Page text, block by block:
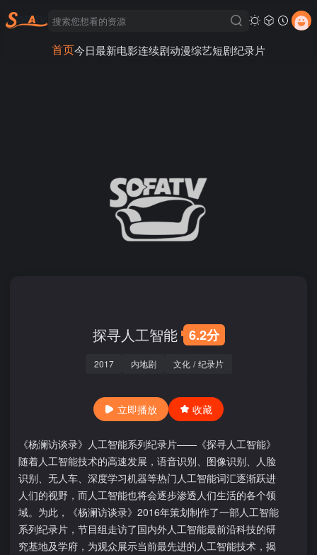
首页今日最新电影连续剧动漫综艺短剧纪录片
探寻人工智能 6.2分
2017 内地剧 文化 / 纪录片
立即播放 收藏
《杨澜访谈录》人工智能系列纪录片——《探寻人工智能》
随着人工智能技术的高速发展，语音识别、图像识别、人脸
识别、无人车、深度学习机器等热门人工智能词汇逐渐跃进
人们的视野，而人工智能也将会逐步渗透人们生活的各个领
域。为此，《杨澜访谈录》2016年策划制作了一部人工智能
系列纪录片，节目组走访了国内外人工智能最前沿科技的研
究基地及学府，为观众展示当前最先进的人工智能技术，揭